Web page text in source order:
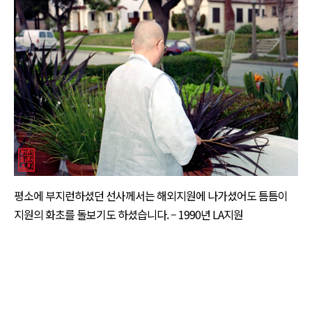
평소에 부지런하셨던 선사께서는 해외지원에 나가셨어도 틈틈이
지원의 화초를 돌보기도 하셨습니다. – 1990년 LA지원